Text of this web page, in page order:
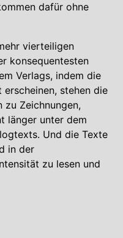
dafür ohne
vierteiligen
konsequentesten
Verlags, indem die
stehen die
Zeichnungen,
länger unter dem
Und die Texte
in der
zu lesen und